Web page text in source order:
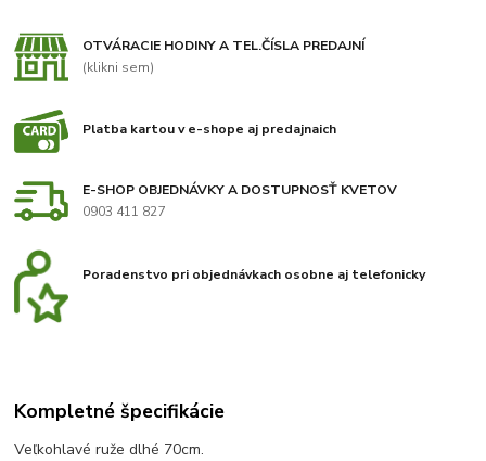
OTVÁRACIE HODINY A TEL.ČÍSLA PREDAJNÍ
(klikni sem)
Platba kartou v e-shope aj predajnaich
E-SHOP OBJEDNÁVKY A DOSTUPNOSŤ KVETOV
0903 411 827
Poradenstvo pri objednávkach osobne aj telefonicky
Kompletné špecifikácie
Veľkohlavé ruže dlhé 70cm.